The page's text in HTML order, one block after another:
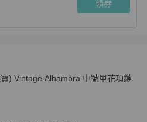
領券
梵克雅寶) Vintage Alhambra 中
) Vintage Alhambra 中號單花項鏈